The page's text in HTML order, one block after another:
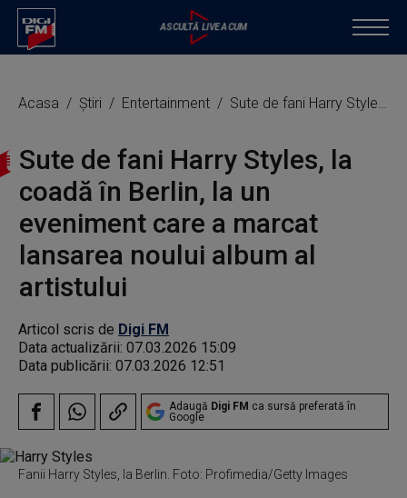
Acasa Știri Entertainment Sute de fani Harry Styles, la coadă în Berlin, la un eveniment care a marcat lansarea noului album al artistului
Sute de fani Harry Styles, la
coadă în Berlin, la un
eveniment care a marcat
lansarea noului album al
artistului
Articol scris de Digi FM
Data actualizării: 07.03.2026 15:09
Data publicării: 07.03.2026 12:51
Adaugă Digi FM ca sursă preferată în
Google
Fanii Harry Styles, la Berlin. Foto: Profimedia/Getty Images